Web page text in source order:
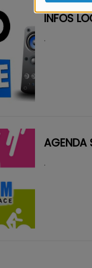
INFOS
.
AGENDA
.